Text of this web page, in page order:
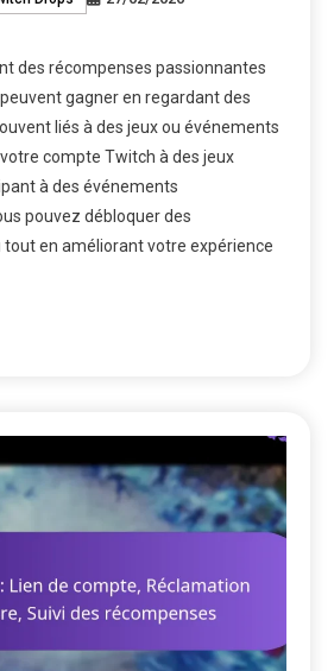
des récompenses passionnantes
gagner en regardant des
liés à des jeux ou événements
compte Twitch à des jeux
à des événements
pouvez débloquer des
en améliorant votre expérience